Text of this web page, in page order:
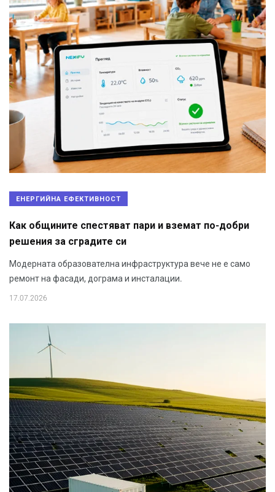
ЕНЕРГИЙНА ЕФЕКТИВНОСТ
Как общините спестяват пари и вземат по-добри
решения за сградите си
Модерната образователна инфраструктура вече не е само
ремонт на фасади, дограма и инсталации.
17.07.2026